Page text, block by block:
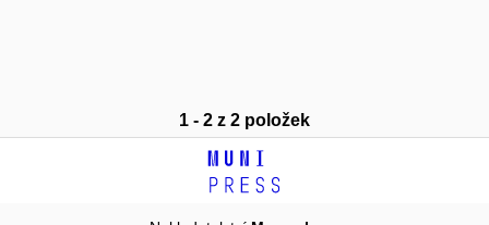
1 - 2 z 2 položek